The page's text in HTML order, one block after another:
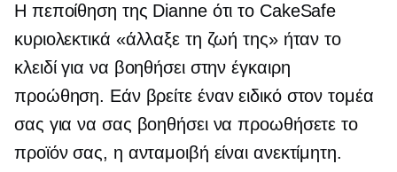
Η πεποίθηση της Dianne ότι το CakeSafe
κυριολεκτικά «άλλαξε τη ζωή της» ήταν το
κλειδί για να βοηθήσει στην έγκαιρη
προώθηση. Εάν βρείτε έναν ειδικό στον τομέα
σας για να σας βοηθήσει να προωθήσετε το
προϊόν σας, η ανταμοιβή είναι ανεκτίμητη.